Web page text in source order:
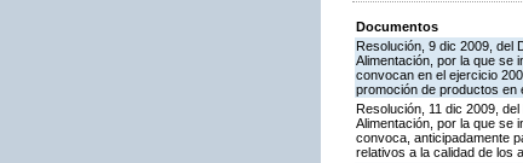
Documentos
Resolución, 9 dic 2009, del
Alimentación, por la que se
convocan en el ejercicio
promoción de productos en
Resolución, 11 dic 2009,
Alimentación, por la que se
convoca, anticipadamente
relativos a la calidad de los